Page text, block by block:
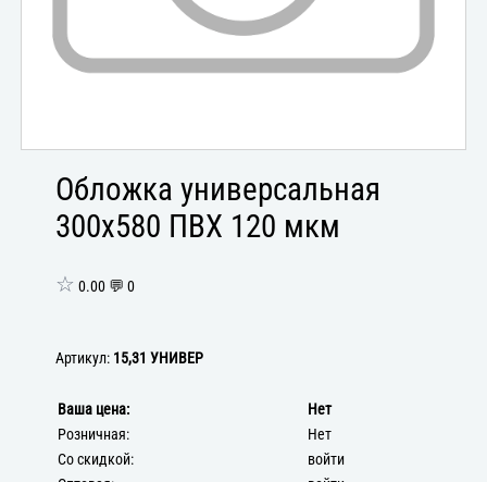
Обложка универсальная
300х580 ПВХ 120 мкм
☆ 0.00 💬 0
Артикул: 15,31 УНИВЕР
Ваша цена:
Нет
Розничная:
Нет
Со скидкой:
войти